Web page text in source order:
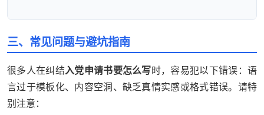
三、常见问题与避坑指南
很多人在纠结入党申请书要怎么写时，容易犯以下错误：语
言过于模板化、内容空洞、缺乏真情实感或格式错误。请特
别注意：